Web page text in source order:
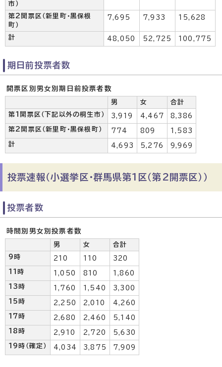
市）
第2開票区（新里町・黒保根
町）
7,695 7,933 15,628
計 48,050 52,725 100,775
期日前投票者数
開票区別男女別期日前投票者数
男 女
合計
第1開票区（下記以外の桐生市）
3,919 4,467 8,386
第2開票区（新里町・黒保根町） 774 809 1,583
計 4,693 5,276 9,969
投票速報（小選挙区・群馬県第1区（第2開票区））
投票者数
時間別男女別投票者数
男 女
合計
9時
210 110 320
11時 1,050 810 1,860
13時 1,760 1,540 3,300
15時 2,250 2,010 4,260
17時 2,680 2,460 5,140
18時 2,910 2,720 5,630
19時（確定） 4,034 3,875 7,909